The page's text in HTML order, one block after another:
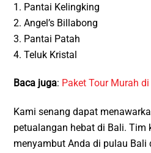
1. Pantai Kelingking
2. Angel’s Billabong
3. Pantai Patah
4. Teluk Kristal
Baca juga: Paket Tour Murah
Kami senang dapat
petualangan hebat di Bali. Tim
menyambut Anda di pulau Bali